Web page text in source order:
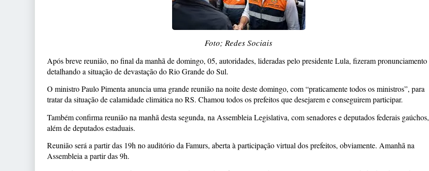
Foto; Redes Sociais
Após breve reunião, no final da manhã de domingo, 05, autoridades, lideradas pelo presidente Lula, fizeram pronunciamento
detalhando a situação de devastação do Rio Grande do Sul.
O ministro Paulo Pimenta anuncia uma grande reunião na noite deste domingo, com “praticamente todos os ministros”, para
tratar da situação de calamidade climática no RS. Chamou todos os prefeitos que desejarem e conseguirem participar.
Também confirma reunião na manhã desta segunda, na Assembleia Legislativa, com senadores e deputados federais gaúchos,
além de deputados estaduais.
Reunião será a partir das 19h no auditório da Famurs, aberta à participação virtual dos prefeitos, obviamente. Amanhã na
Assembleia a partir das 9h.